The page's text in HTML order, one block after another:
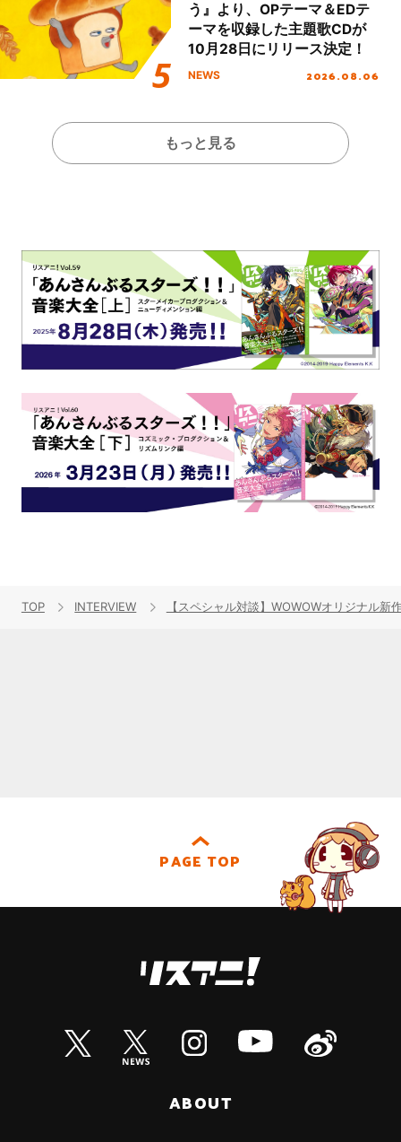
う』より、OPテーマ＆EDテ
ーマを収録した主題歌CDが
10月28日にリリース決定！
NEWS 2026.08.06
もっと見る
TOP INTERVIEW 【スペシャル対談】WOWOWオリジナル
PAGE TOP
ABOUT